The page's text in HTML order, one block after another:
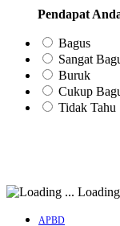
Pendapat
Bagus
Sangat
Buruk
Cukup
Tidak Tahu
APBD